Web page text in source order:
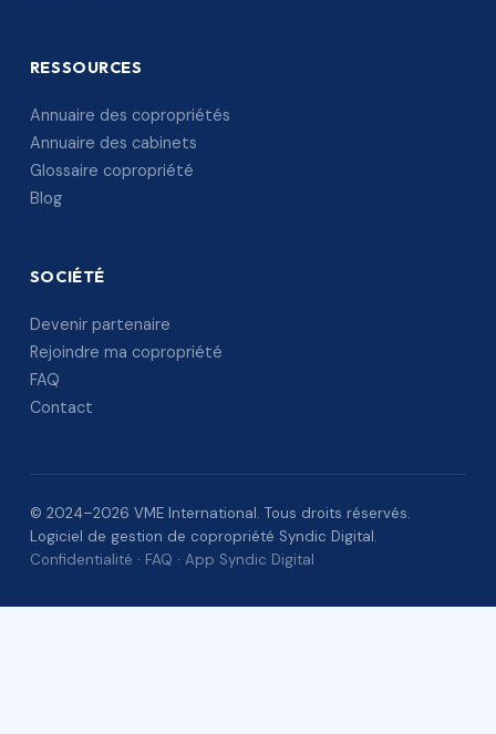
RESSOURCES
Annuaire des copropriétés
Annuaire des cabinets
Glossaire copropriété
Blog
SOCIÉTÉ
Devenir partenaire
Rejoindre ma copropriété
FAQ
Contact
© 2024–2026 VME International. Tous droits réservés.
Logiciel de gestion de copropriété Syndic Digital.
Confidentialité · FAQ · App Syndic Digital